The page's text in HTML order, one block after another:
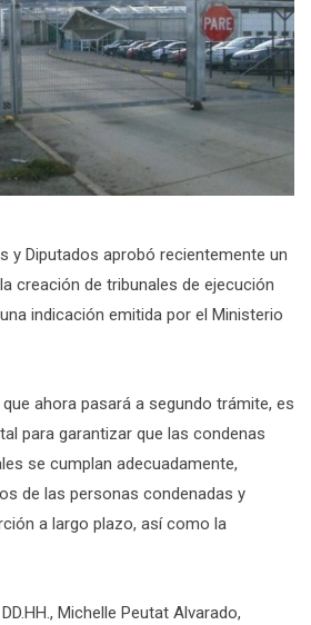
y Diputados aprobó recientemente un
creación de tribunales de ejecución
indicación emitida por el Ministerio
ahora pasará a segundo trámite, es
para garantizar que las condenas
se cumplan adecuadamente,
de las personas condenadas y
a largo plazo, así como la
Michelle Peutat Alvarado,